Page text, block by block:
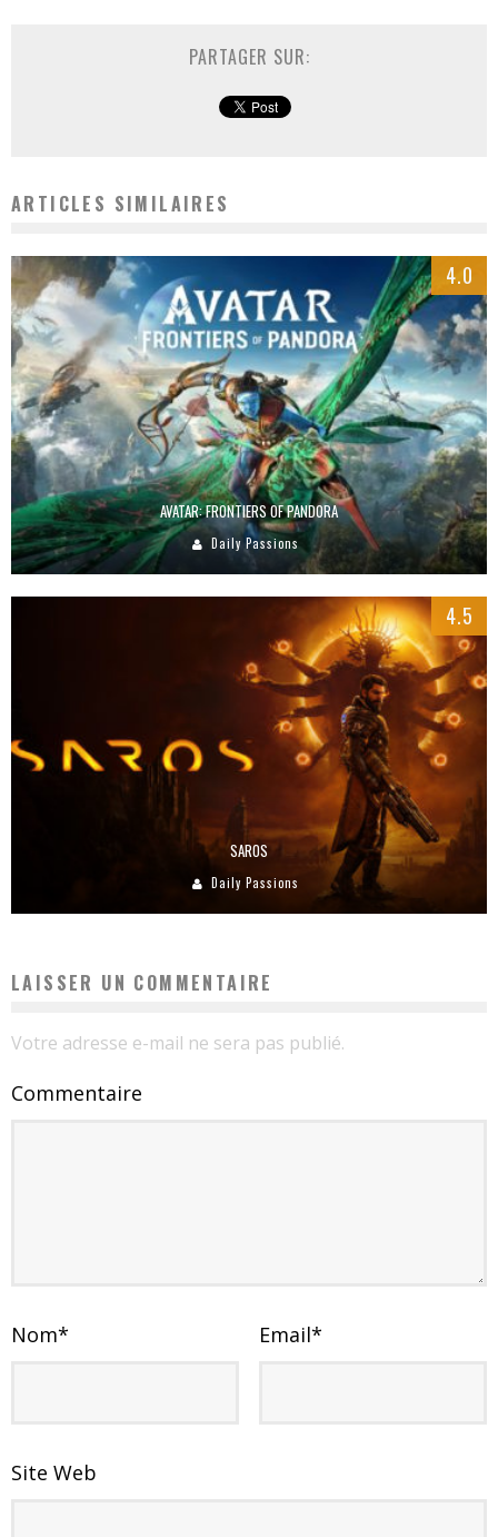
PARTAGER SUR:
ARTICLES SIMILAIRES
4.0
AVATAR: FRONTIERS OF PANDORA
Daily Passions
4.5
SAROS
Daily Passions
LAISSER UN COMMENTAIRE
Votre adresse e-mail ne sera pas publié.
Commentaire
Nom* Email*
Site Web